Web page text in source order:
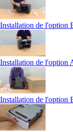
Installation de l'option
Installation de l'option
Installation de l'option